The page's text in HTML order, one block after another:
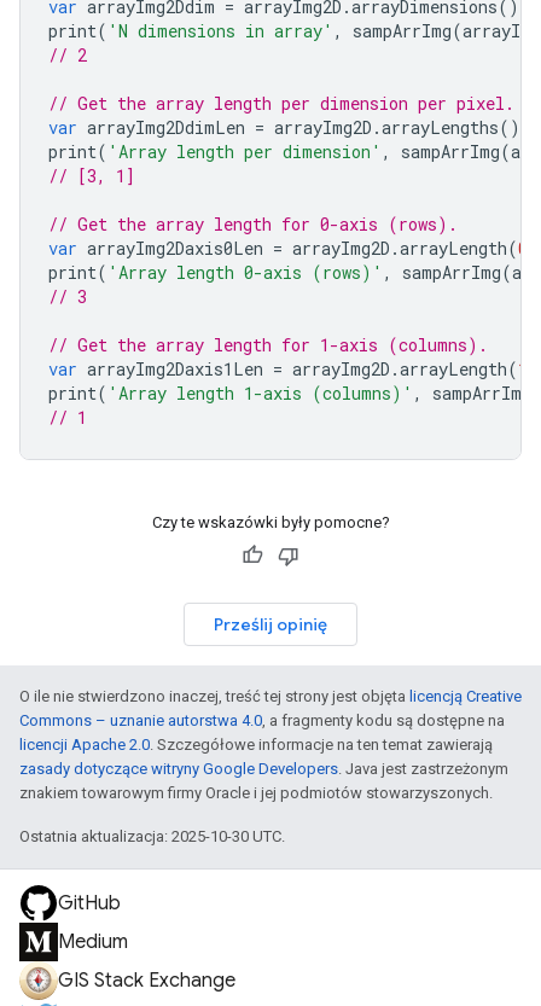
var arrayImg2Ddim = arrayImg2D .arrayDimensions();
print( 'N dimensions in array' , sampArrImg(
// 2
// Get the array length per dimension per pixel.
var arrayImg2DdimLen = arrayImg2D .arrayLengths();
print( 'Array length per dimension' , sampArrImg(
// [3, 1]
// Get the array length for 0-axis (rows).
var arrayImg2Daxis0Len = arrayImg2D .arrayLength(0
print( 'Array length 0-axis (rows)' , sampArrImg(
// 3
// Get the array length for 1-axis (columns).
var arrayImg2Daxis1Len = arrayImg2D .arrayLength(1
print( 'Array length 1-axis (columns)' , sampArrImg
// 1
Czy te wskazówki były pomocne?
Prześlij opinię
O ile nie stwierdzono inaczej, treść tej strony jest objęta licencją Creative
Commons – uznanie autorstwa 4.0, a fragmenty kodu są dostępne na
licencji Apache 2.0. Szczegółowe informacje na ten temat zawierają
zasady dotyczące witryny Google Developers. Java jest zastrzeżonym
znakiem towarowym firmy Oracle i jej podmiotów stowarzyszonych.
Ostatnia aktualizacja: 2025-10-30 UTC.
GitHub
Medium
GIS Stack Exchange